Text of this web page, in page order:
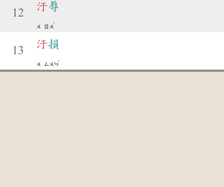
12
汙辱
ㄨ ㄖㄨ
ˋ
13
汙損
ㄨ ㄙㄨㄣ
ˇ